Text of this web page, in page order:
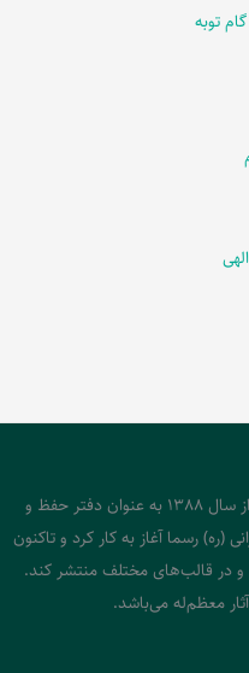
موسسه پژوهشی فرهنگی مصابیح الهدی از سال 1388 به عنوان دفتر حفظ و
(ره) رسما آغاز به کار کرد و تاکنون
و در قالب‌های مختلف منتشر کند.
معظم‌له می‌باشد.